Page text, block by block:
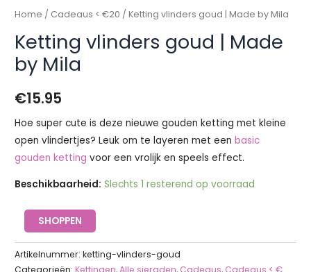
Home / Cadeaus < €20 / Ketting vlinders goud | Made by Mila
Ketting vlinders goud | Made
by Mila
€15.95
Hoe super cute is deze nieuwe gouden ketting met kleine
open vlindertjes? Leuk om te layeren met eenbasic
gouden ketting voor een vrolijk en speels effect.
Beschikbaarheid: Slechts 1 resterend op voorraad
SHOPPEN
Artikelnummer:ketting-vlinders-goud
Categorieën:Kettingen,Alle sieraden, Cadeaus, Cadeaus < €